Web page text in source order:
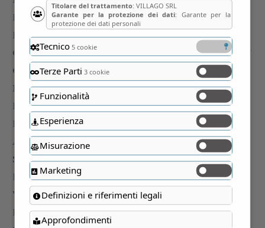
Titolare del trattamento: VILLAGO SRL
Garante per la protezione dei dati: Garante per la
protezione dei dati personali
Tecnico5 cookie
Terze Parti 3 cookie
Funzionalità
Esperienza
Misurazione
Marketing
Definizioni e riferimenti legali
Approfondimenti